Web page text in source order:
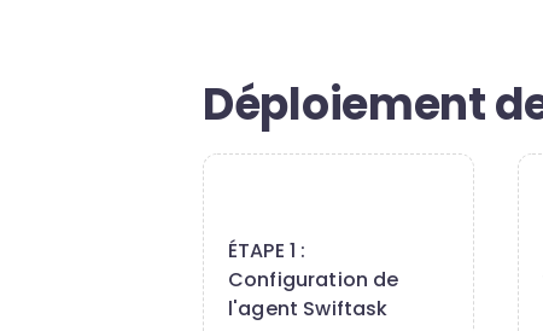
Déploiement
ÉTAPE 1 :
Configuration de
l'agent Swiftask